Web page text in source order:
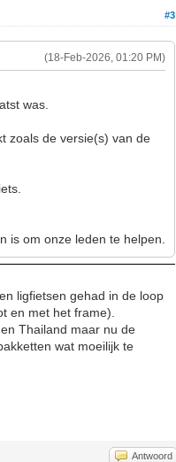
#3
(18-Feb-2026, 01:20 PM)
was.
zoals de versie(s) van de
is om onze leden te helpen.
ligfietsen gehad in de loop
en met het frame).
Thailand maar nu de
wat moeilijk te
Antwoord